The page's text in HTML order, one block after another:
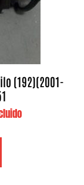
(192)(2001-